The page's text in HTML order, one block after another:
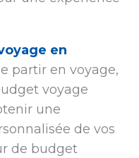
en
partir en voyage,
voyage
une
de vos
de budget